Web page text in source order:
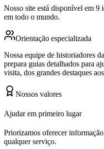
Nosso site está disponível em 9
em todo o mundo.
Orientação especializada
Nossa equipe de historiadores
prepara guias detalhados para
visita, dos grandes destaques
Nossos valores
Ajudar em primeiro lugar
Priorizamos oferecer
qualquer serviço.